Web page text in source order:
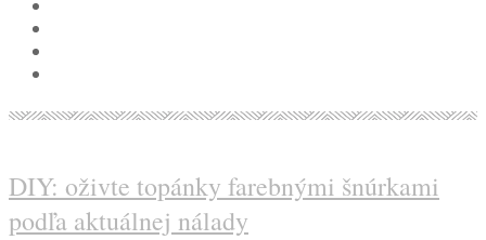
DIY: oživte topánky farebnými šnúrkami
podľa aktuálnej nálady